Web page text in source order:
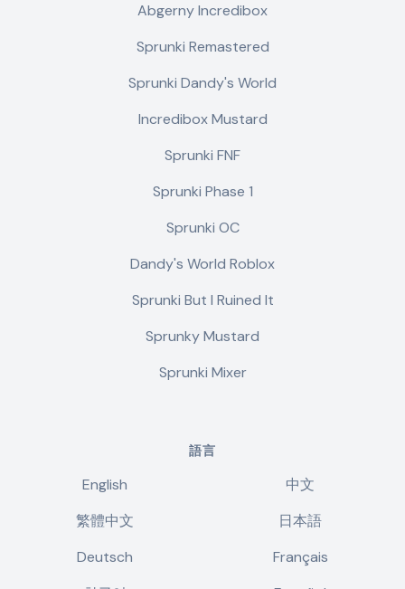
Abgerny Incredibox
Sprunki Remastered
Sprunki Dandy's World
Incredibox Mustard
Sprunki FNF
Sprunki Phase 1
Sprunki OC
Dandy's World Roblox
Sprunki But I Ruined It
Sprunky Mustard
Sprunki Mixer
語言
English
中文
繁體中文
日本語
Deutsch
Français